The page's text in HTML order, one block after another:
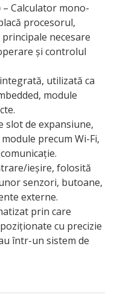
– Calculator mono-
procesorul,
necesare
și controlul
utilizată ca
module
slot de expansiune,
precum Wi-Fi,
ieșire, folosită
senzori, butoane,
externe.
prin care
cu precizie
într-un sistem de